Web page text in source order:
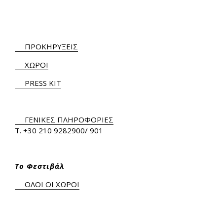
ΠΡΟΚΗΡΥΞΕΙΣ
ΧΩΡΟΙ
PRESS KIT
ΓΕΝΙΚΕΣ ΠΛΗΡΟΦΟΡΙΕΣ
Τ. +30 210 9282900/ 901
Το Φεστιβάλ
ΟΛΟΙ ΟΙ ΧΩΡΟΙ